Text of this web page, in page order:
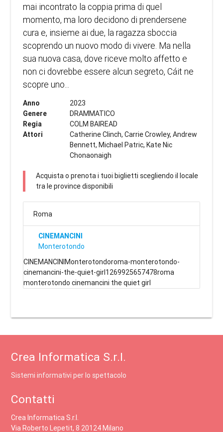
mai incontrato la coppia prima di quel
momento, ma loro decidono di prendersene
cura e, insieme ai due, la ragazza sboccia
scoprendo un nuovo modo di vivere. Ma nella
sua nuova casa, dove riceve molto affetto e
non ci dovrebbe essere alcun segreto, Cáit ne
scopre uno...
Anno
2023
Genere
DRAMMATICO
Regia
COLM BAIREAD
Attori
Catherine Clinch, Carrie Crowley, Andrew
Bennett, Michael Patric, Kate Nic
Chonaonaigh
Acquista o prenota i tuoi biglietti scegliendo il locale
tra le province disponibili
Roma
CINEMANCINI
Monterotondo
CINEMANCINIMonterotondoroma-monterotondo-
cinemancini-the-quiet-girl1269925657478roma
monterotondo cinemancini the quiet girl
Crea Informatica S.r.l.
Sistemi informativi per lo spettacolo
Contatti
Crea Informatica S.r.l.
Via Roberto Lepetit, 8 20124 Milano